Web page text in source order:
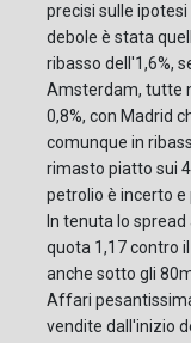
precisi sulle ipotesi
debole è stata
ribasso dell'1,6%,
Amsterdam, tutte
0,8%, con Madrid
comunque in
rimasto piatto sui
petrolio è incerto e
In tenuta lo
quota 1,17 contro
anche sotto gli
Affari
vendite dall'inizio